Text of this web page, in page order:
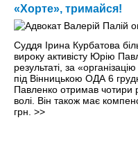
«Хорте», тримайся!
Суддя Ірина Курбатова
вироку активісту Юрію
результаті, за
під Вінницькою ОДА 6
Павленко отримав чотири
волі. Він також має
грн. >>